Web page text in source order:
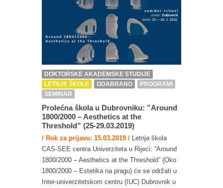
DOKTORSKE AKADEMSKE STUDIJE
LETNJE ŠKOLE
ODABRANO
PROGRAMI
SEMINAR
Prolećna škola u Dubrovniku: ”Around
1800/2000 – Aesthetics at the
Threshold” (25-29.03.2019)
/ Rok za prijavu: 15.03.2019 / Letnja škola
CAS-SEE centra Univerziteta u Rijeci: “Around
1800/2000 – Aesthetics at the Threshold” (Oko
1800/2000 – Estetika na pragu) će se održati u
Inter-univerzitetskom centru (IUC) Dubrovnik u